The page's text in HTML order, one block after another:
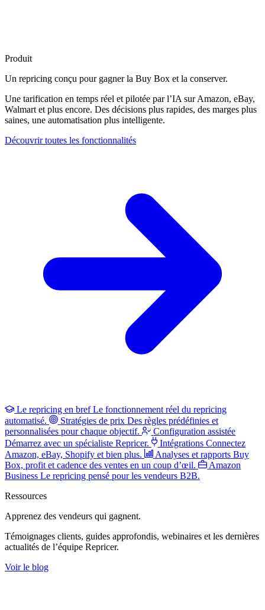
Produit
Un repricing conçu pour gagner la Buy Box et la conserver.
Une tarification en temps réel et pilotée par l’IA sur Amazon, eBay,
Walmart et plus encore. Des décisions plus rapides, des marges plus
saines, une automatisation plus intelligente.
Découvrir toutes les fonctionnalités
Le repricing en bref Le fonctionnement réel du repricing
automatisé.
Stratégies de prix Des règles prédéfinies et
personnalisées pour chaque objectif.
Configuration assistée
Démarrez avec un spécialiste Repricer.
Intégrations Connectez
Amazon, eBay, Shopify et bien plus.
Analyses et rapports Buy
Box, profit et cadence des ventes en un coup d’œil.
Amazon
Business Le repricing pensé pour les vendeurs B2B.
Ressources
Apprenez des vendeurs qui gagnent.
Témoignages clients, guides approfondis, webinaires et les dernières
actualités de l’équipe Repricer.
Voir le blog